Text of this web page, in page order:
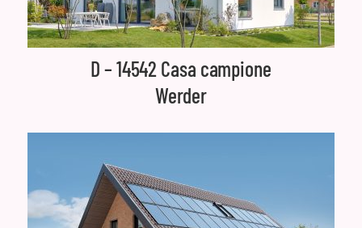
D – 14542 Casa campione
Werder